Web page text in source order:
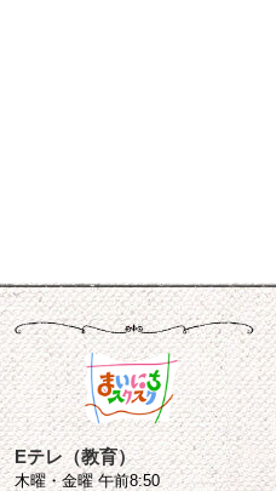
Eテレ（教育）
木曜・金曜 午前8:50